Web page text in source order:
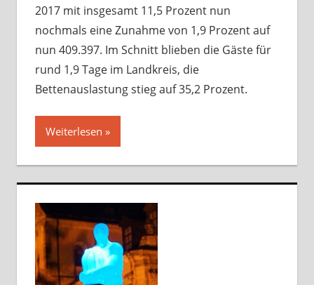
2017 mit insgesamt 11,5 Prozent nun
nochmals eine Zunahme von 1,9 Prozent auf
nun 409.397. Im Schnitt blieben die Gäste für
rund 1,9 Tage im Landkreis, die
Bettenauslastung stieg auf 35,2 Prozent.
Weiterlesen